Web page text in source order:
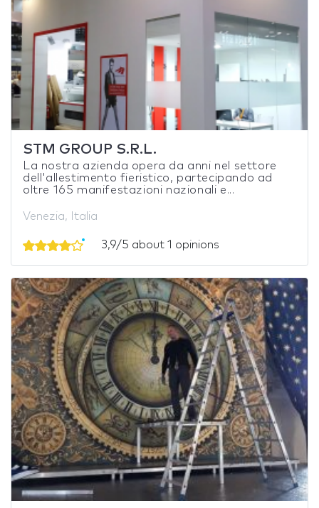
STM GROUP S.R.L.
La nostra azienda opera da anni nel settore
dell'allestimento fieristico, partecipando ad
oltre 165 manifestazioni nazionali e...
Venezia, Italia
3,9/5 about 1 opinions